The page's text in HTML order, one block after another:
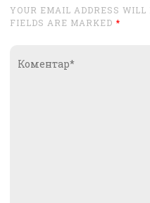
YOUR EMAIL ADDRESS WILL
FIELDS ARE MARKED *